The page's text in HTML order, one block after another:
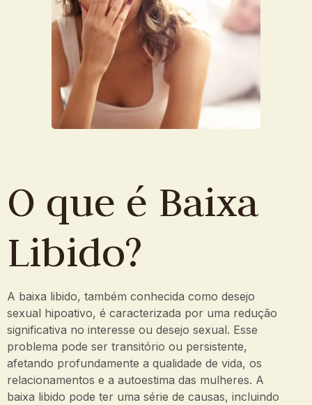
O que é Baixa
Libido?
A baixa libido, também conhecida como desejo
sexual hipoativo, é caracterizada por uma redução
significativa no interesse ou desejo sexual. Esse
problema pode ser transitório ou persistente,
afetando profundamente a qualidade de vida, os
relacionamentos e a autoestima das mulheres. A
baixa libido pode ter uma série de causas, incluindo